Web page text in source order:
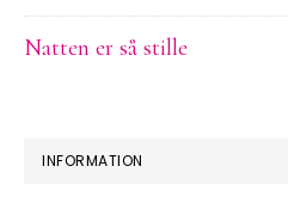
Natten er så stille
INFORMATION